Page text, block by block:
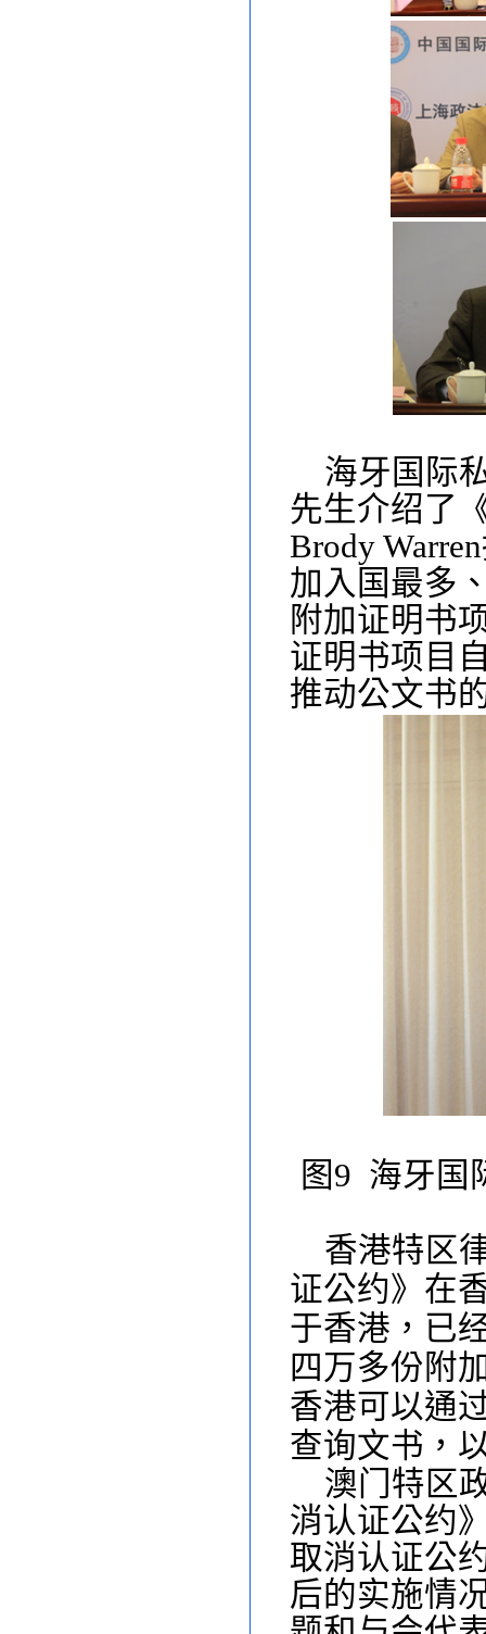
海牙国际
先生介绍了
Brody Warren
加入国最多
附加证明书
证明书项目
推动公文书
图 9 海牙国
香港特区
证公约》在
于香港，已
四万多份附
香港可以通
查询文书，
澳门特区
消认证公约
取消认证公
后的实施情